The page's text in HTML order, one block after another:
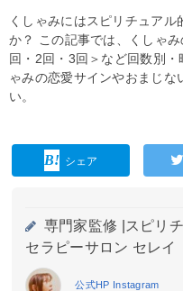
くしゃみにはスピリチュア
か？ この記事では、くしゃ
回・2回・3回＞など回数別
ゃみの恋愛サインやおまじな
い。
シェア
専門家監修 |
スピリ
セラピーサロン セレイ
公式HP Instagram